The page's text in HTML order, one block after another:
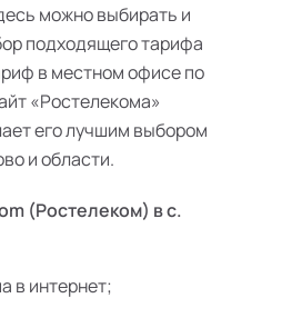
можно выбирать и
подходящего тарифа
в местном офисе по
«Ростелекома»
его лучшим выбором
и области.
(Ростелеком) в с.
в интернет;